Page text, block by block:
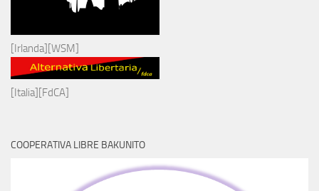
[Irlanda][WSM]
[Italia][FdCA]
COOPERATIVA LIBRE BAKUNITO